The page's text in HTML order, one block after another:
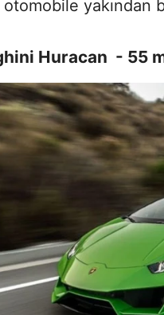
otomobile yakından
Huracan - 55